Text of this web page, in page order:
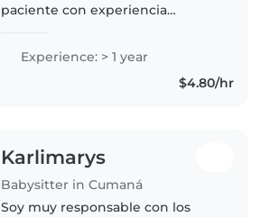
paciente con experiencia
la música, y puedo adaptarme
Experience: > 1 year
$4.80/hr
Karlimarys
Babysitter in Cumaná
Soy muy responsable con los